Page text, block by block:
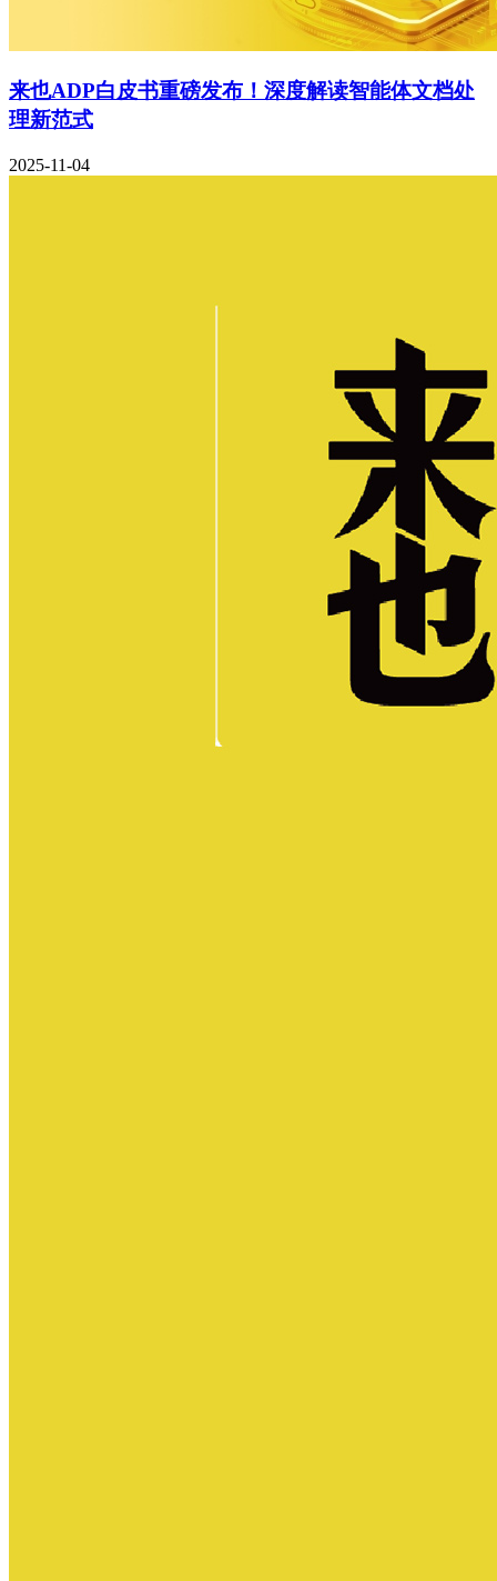
来也ADP白皮书重磅发布！深度解读智能体文档处
理新范式
2025-11-04